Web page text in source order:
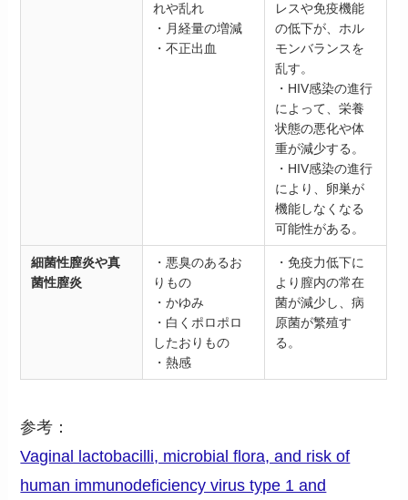
れや乱れ
・月経量の増減
・不正出血
レスや免疫機能
の低下が、ホル
モンバランスを
乱す。
・HIV感染の進行
によって、栄養
状態の悪化や体
重が減少する。
・HIV感染の進行
により、卵巣が
機能しなくなる
可能性がある。
細菌性膣炎や真
菌性膣炎
・悪臭のあるお
りもの
・かゆみ
・白くポロポロ
したおりもの
・熱感
・免疫力低下に
より膣内の常在
菌が減少し、病
原菌が繁殖す
る。
参考：
Vaginal lactobacilli, microbial flora, and risk of
human immunodeficiency virus type 1 and